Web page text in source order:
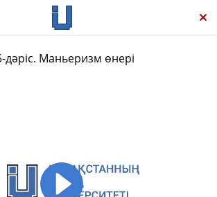
дәріс. Маньеризм өнері